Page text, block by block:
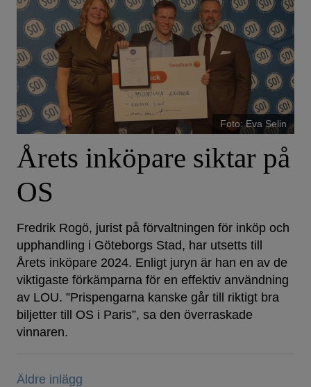
Foto: Eva Selin
Årets inköpare siktar på
OS
Fredrik Rogö, jurist på förvaltningen för inköp och
upphandling i Göteborgs Stad, har utsetts till
Årets inköpare 2024. Enligt juryn är han en av de
viktigaste förkämparna för en effektiv användning
av LOU. ”Prispengarna kanske går till riktigt bra
biljetter till OS i Paris”, sa den överraskade
vinnaren.
Äldre inlägg